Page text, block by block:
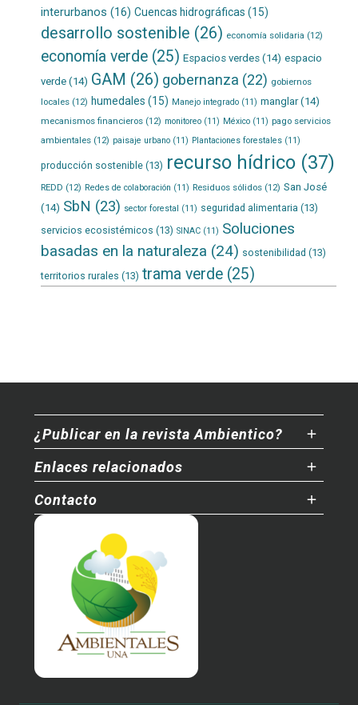
interurbanos (16) Cuencas hidrográficas (15)
desarrollo sostenible (26) economía solidaria (12)
economía verde(25) Espacios verdes(14) espacio
verde(14) GAM (26) gobernanza (22) gobiernos
locales(12) humedales (15) Manejo integrado(11) manglar(14)
mecanismos financieros(12) monitoreo(11) México(11) pago servicios
ambientales(12) paisaje urbano(11) Plantaciones forestales(11)
producción sostenible(13) recurso hídrico(37)
REDD (12) Redes de colaboración (11) Residuos sólidos(12) San José
(14) SbN (23) sector forestal (11) seguridad alimentaria (13)
servicios ecosistémicos (13) SINAC(11) Soluciones
basadas en la naturaleza (24) sostenibilidad (13)
territorios rurales (13) trama verde(25)
¿Publicar en la revista Ambientico?
Enlaces relacionados
Contacto